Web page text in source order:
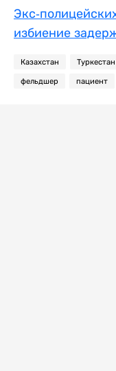
Экс-
избиение
Казахстан Туркестан
фельдшер пациент